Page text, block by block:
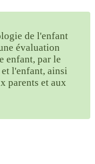
de l'enfant
évaluation
enfant, par le
l'enfant, ainsi
parents et aux